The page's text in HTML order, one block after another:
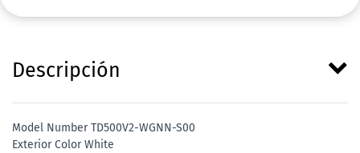
Descripción
Model Number TD500V2-WGNN-S00
Exterior Color White